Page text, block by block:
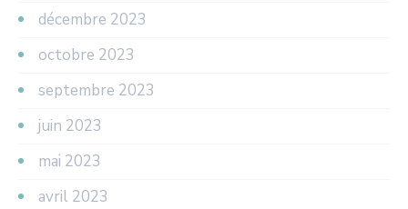
décembre 2023
octobre 2023
septembre 2023
juin 2023
mai 2023
avril 2023